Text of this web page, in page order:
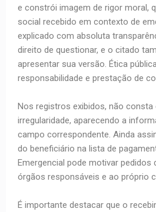
e constrói imagem de rigor moral,
social recebido em contexto de
explicado com absoluta
direito de questionar, e o citado
apresentar sua versão. Ética
responsabilidade e prestação de
Nos registros exibidos, não consta
irregularidade, aparecendo a
campo correspondente. Ainda
do beneficiário na lista de
Emergencial pode motivar
órgãos responsáveis e ao próprio
É importante destacar que o